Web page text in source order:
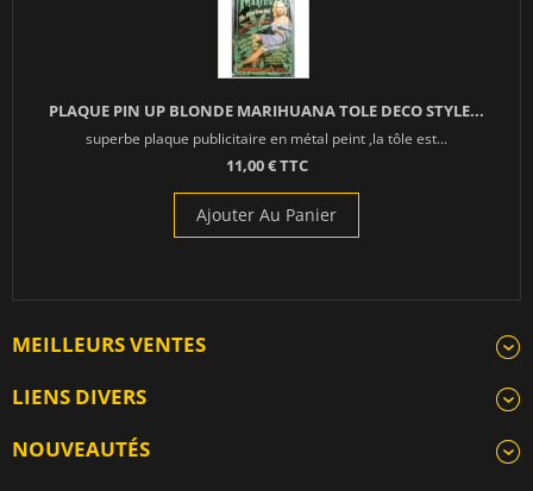
PLAQUE PIN UP BLONDE MARIHUANA TOLE DECO STYLE...
superbe plaque publicitaire en métal peint ,la tôle est...
11,00 € TTC
Ajouter Au Panier
MEILLEURS VENTES
LIENS DIVERS
NOUVEAUTÉS